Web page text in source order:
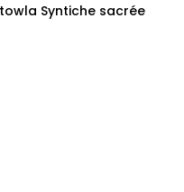
Syntiche sacrée